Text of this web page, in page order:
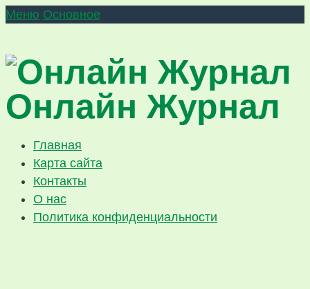
Меню Основное
Онлайн Журнал
Главная
Карта сайта
Контакты
О нас
Политика конфиденциальности